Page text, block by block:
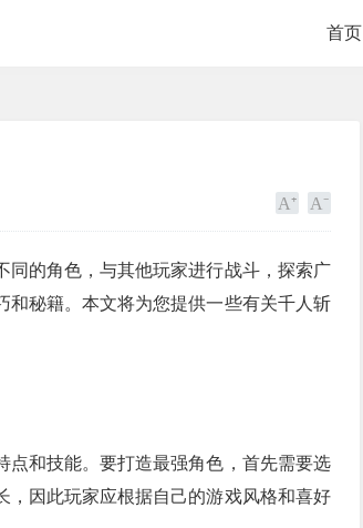
首页
的角色，与其他玩家进行战斗，探索广
和秘籍。本文将为您提供一些有关千人斩
和技能。要打造最强角色，首先需要选
因此玩家应根据自己的游戏风格和喜好